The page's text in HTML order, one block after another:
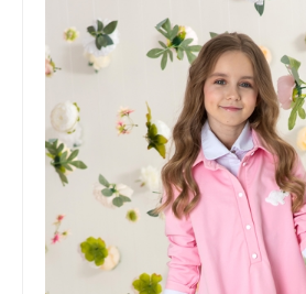
Страна:Россия
Артикул:
HRS-037